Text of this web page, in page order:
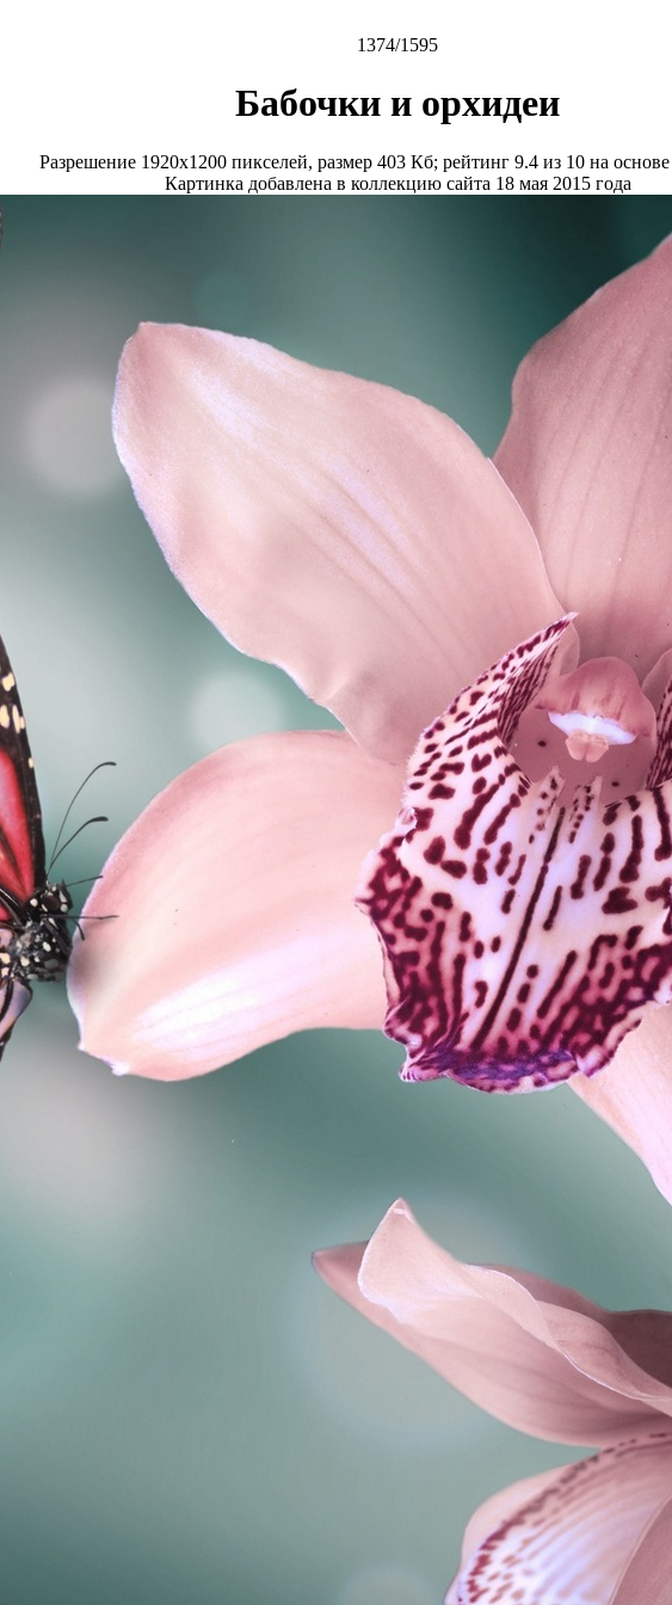
1374/1595
Бабочки и орхидеи
Разрешение 1920x1200пикселей, размер 403 Кб; рейтинг 9.4из 10на
Картинка добавлена в коллекцию сайта 18 мая 2015 года